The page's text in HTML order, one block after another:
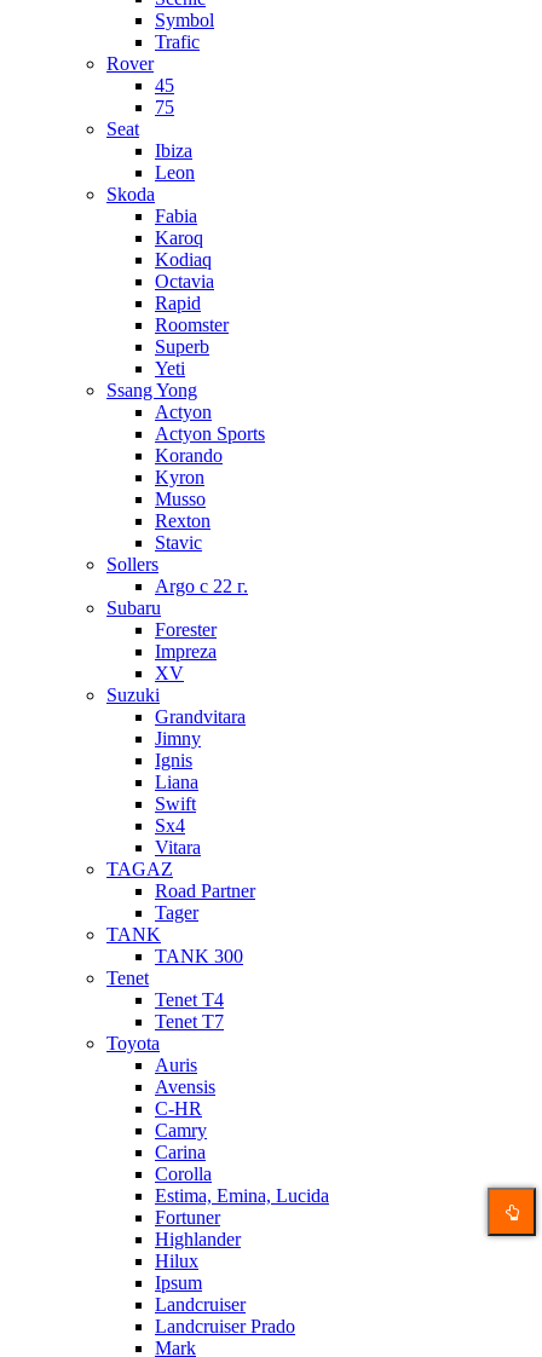
Symbol
Trafic
Rover
45
75
Seat
Ibiza
Leon
Skoda
Fabia
Karoq
Kodiaq
Octavia
Rapid
Roomster
Superb
Yeti
Ssang Yong
Actyon
Actyon Sports
Korando
Kyron
Musso
Rexton
Stavic
Sollers
Argo с 22 г.
Subaru
Forester
Impreza
XV
Suzuki
Grandvitara
Jimny
Ignis
Liana
Swift
Sx4
Vitara
TAGAZ
Road Partner
Tager
TANK
TANK 300
Tenet
Tenet T4
Tenet T7
Toyota
Auris
Avensis
C-HR
Camry
Carina
Corolla
Estima, Emina, Lucida
Fortuner
Highlander
Hilux
Ipsum
Landcruiser
Landcruiser Prado
Mark